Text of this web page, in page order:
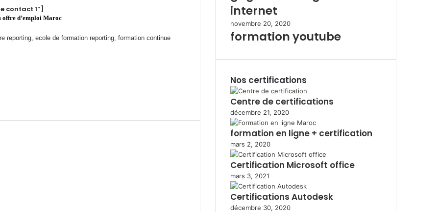
contact 1″]
offre d’emploi Maroc
reporting, ecole de formation reporting, formation continue
internet
novembre 20, 2020
formation youtube
Nos certifications
Centre de certifications
décembre 21, 2020
formation en ligne + certification
mars 2, 2020
Certification Microsoft office
mars 3, 2021
Certifications Autodesk
décembre 30, 2020